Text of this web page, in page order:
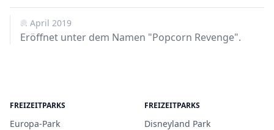
6. April 2019
Eröffnet unter dem Namen "Popcorn Revenge".
FREIZEITPARKS
Europa-Park
FREIZEITPARKS
Disneyland Park